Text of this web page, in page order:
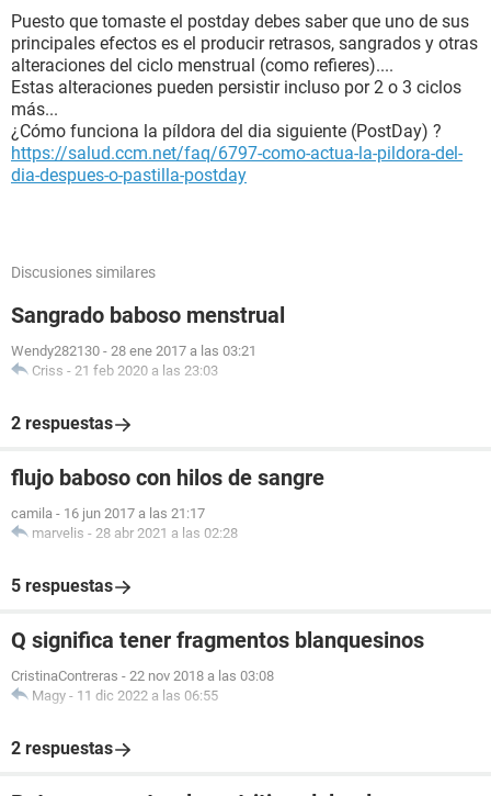
Puesto que tomaste el postday debes saber que uno de sus
principales efectos es el producir retrasos, sangrados y otras
alteraciones del ciclo menstrual (como refieres)....
Estas alteraciones pueden persistir incluso por 2 o 3 ciclos
más...
¿Cómo funciona la píldora del dia siguiente (PostDay) ?
https://salud.ccm.net/faq/6797-como-actua-la-pildora-del-
dia-despues-o-pastilla-postday
Discusiones similares
Sangrado baboso menstrual
Wendy282130 - 28 ene 2017 a las 03:21
Criss - 21 feb 2020 a las 23:03
2 respuestas
flujo baboso con hilos de sangre
camila - 16 jun 2017 a las 21:17
marvelis - 28 abr 2021 a las 02:28
5 respuestas
Q significa tener fragmentos blanquesinos
CristinaContreras - 22 nov 2018 a las 03:08
Magy - 11 dic 2022 a las 06:55
2 respuestas